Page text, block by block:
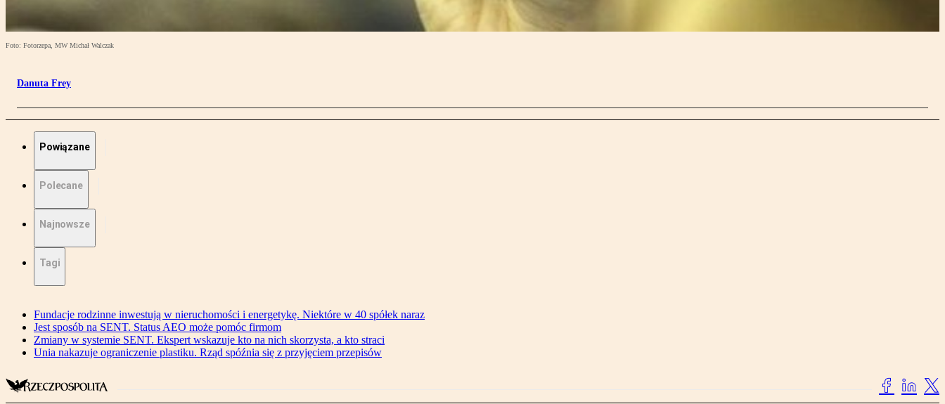
Foto: Fotorzepa, MW Michał Walczak
Danuta Frey
Powiązane
Polecane
Najnowsze
Tagi
Fundacje rodzinne inwestują w nieruchomości i energetykę. Niektóre w 40 spółek naraz
Jest sposób na SENT. Status AEO może pomóc firmom
Zmiany w systemie SENT. Ekspert wskazuje kto na nich skorzysta, a kto straci
Unia nakazuje ograniczenie plastiku. Rząd spóźnia się z przyjęciem przepisów